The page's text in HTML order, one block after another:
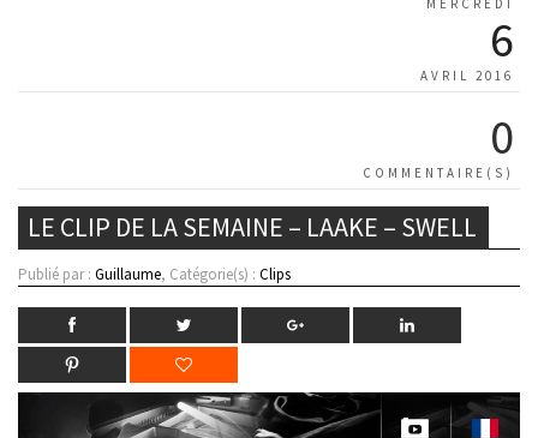
MERCREDI
6
AVRIL 2016
0
COMMENTAIRE(S)
LE CLIP DE LA SEMAINE – LAAKE – SWELL
Publié par : Guillaume, Catégorie(s) : Clips